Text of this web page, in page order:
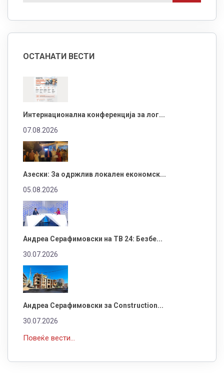
ОСТАНАТИ ВЕСТИ
Интернационална конференција за лог...
07.08.2026
Азески: За одржлив локален економск...
05.08.2026
Андреа Серафимовски на ТВ 24: Безбе...
30.07.2026
Андреа Серафимовски за Construction...
30.07.2026
Повеќе вести...